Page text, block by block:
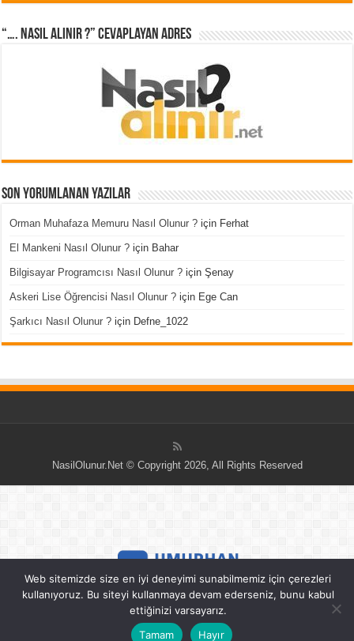
“…. Nasıl Alınır ?” cevaplayan adres
Son Yorumlanan Yazılar
Orman Muhafaza Memuru Nasıl Olunur ? için Ferhat
El Mankeni Nasıl Olunur ? için Bahar
Bilgisayar Programcısı Nasıl Olunur ? içinŞenay
Askeri Lise Öğrencisi Nasıl Olunur ? için Ege Can
Şarkıcı Nasıl Olunur ? için Defne_1022
NasilOlunur.Net © Copyright 2026, All Rights Reserved
Web sitemizde size en iyi deneyimi sunabilmemiz için çerezleri
kullanıyoruz. Bu siteyi kullanmaya devam ederseniz, bunu kabul
ettiğinizi varsayarız.
Tamam
Hayır